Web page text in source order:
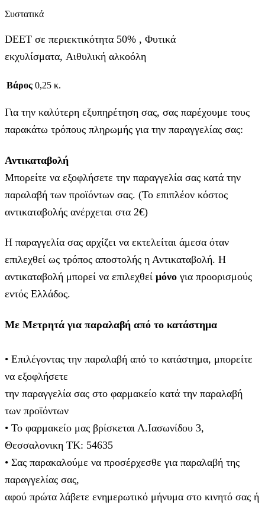
Συστατικά
DEET σε περιεκτικότητα 50% , Φυτικά
εκχυλίσματα, Αιθυλική αλκοόλη
Βάρος 0,25 κ.
Για την καλύτερη εξυπηρέτηση σας, σας παρέχουμε τους
παρακάτω τρόπους πληρωμής για την παραγγελίας σας:
Αντικαταβολή
Μπορείτε να εξοφλήσετε την παραγγελία σας κατά την
παραλαβή των προϊόντων σας. (Το επιπλέον κόστος
αντικαταβολής ανέρχεται στα 2€)
Η παραγγελία σας αρχίζει να εκτελείται άμεσα όταν
επιλεχθεί ως τρόπος αποστολής η Αντικαταβολή. Η
αντικαταβολή μπορεί να επιλεχθεί μόνο για προορισμούς
εντός Ελλάδος.
Με Μετρητά για παραλαβή από το κατάστημα
• Επιλέγοντας την παραλαβή από το κατάστημα, μπορείτε
να εξοφλήσετε
την παραγγελία σας στο φαρμακείο κατά την παραλαβή
των προϊόντων
• Το φαρμακείο μας βρίσκεται Λ.Ιασωνίδου 3,
Θεσσαλονικη ΤΚ: 54635
• Σας παρακαλούμε να προσέρχεσθε για παραλαβή της
παραγγελίας σας,
αφού πρώτα λάβετε ενημερωτικό μήνυμα στο κινητό σας ή